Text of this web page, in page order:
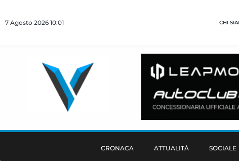
7 Agosto 2026 10:01 CHI
CRONACA ATTUALITÀ SOCIALE